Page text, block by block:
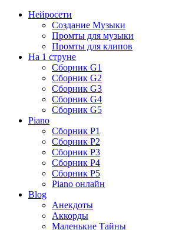
Нейросети
Создание Музыки
Промты для музыки
Промты для клипов
На 1 струне
Сборник G1
Сборник G2
Сборник G3
Сборник G4
Сборник G5
Piano
Сборник P1
Сборник P2
Сборник P3
Сборник P4
Сборник P5
Piano онлайн
Blog
Анекдоты
Аккорды
Маленькие Тайны